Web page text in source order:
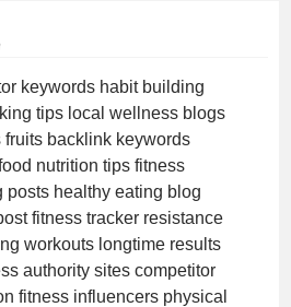
keywords habit building
tips local wellness blogs
backlink keywords
nutrition tips fitness
posts healthy eating blog
fitness tracker resistance
workouts longtime results
authority sites competitor
fitness influencers physical